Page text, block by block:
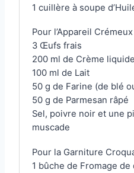
1 cuillère à soupe
Pour l’Appareil Crémeux
3 Œufs frais
200 ml de Crème
100 ml de Lait
50 g de Farine (de blé
50 g de Parmesan râpé
Sel, poivre noir et une
muscade
Pour la Garniture
1 bûche de Fromage